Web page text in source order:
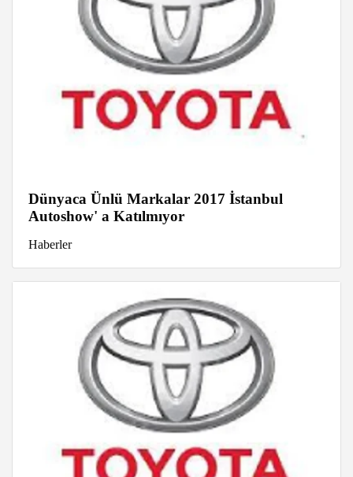
Dünyaca Ünlü Markalar 2017 İstanbul
Autoshow' a Katılmıyor
Haberler